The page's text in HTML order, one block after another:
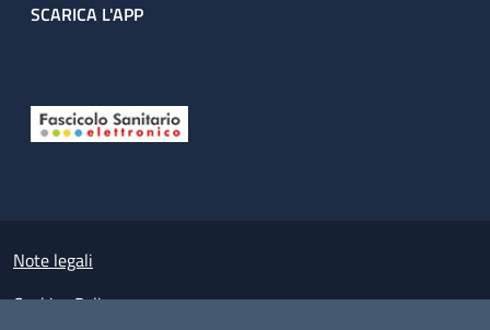
SCARICA L'APP
Small prints
Note legali
Cookies Policy